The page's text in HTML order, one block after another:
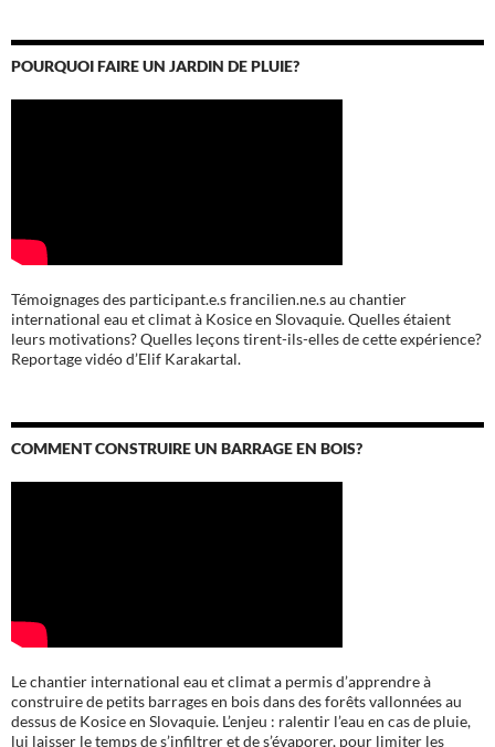
POURQUOI FAIRE UN JARDIN DE PLUIE?
Témoignages des participant.e.s francilien.ne.s au chantier
international eau et climat à Kosice en Slovaquie. Quelles étaient
leurs motivations? Quelles leçons tirent-ils-elles de cette expérience?
Reportage vidéo d’Elif Karakartal.
COMMENT CONSTRUIRE UN BARRAGE EN BOIS?
Le chantier international eau et climat a permis d’apprendre à
construire de petits barrages en bois dans des forêts vallonnées au
dessus de Kosice en Slovaquie. L’enjeu : ralentir l’eau en cas de pluie,
lui laisser le temps de s’infiltrer et de s’évaporer, pour limiter les